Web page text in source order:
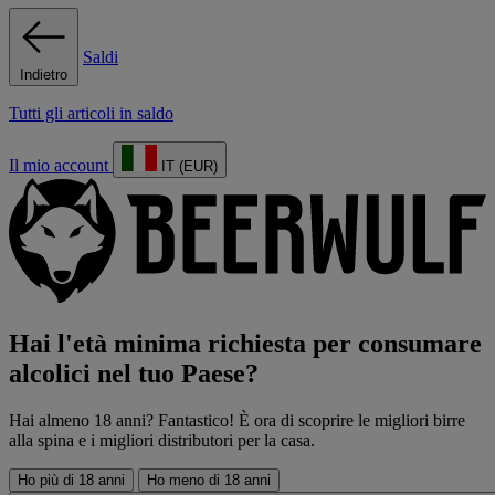
Indietro
Saldi
Tutti gli articoli in saldo
Il mio account IT (EUR)
Hai l'età minima richiesta per consumare
alcolici nel tuo Paese?
Hai almeno 18 anni? Fantastico! È ora di scoprire le migliori birre
alla spina e i migliori distributori per la casa.
Ho più di 18 anni Ho meno di 18 anni